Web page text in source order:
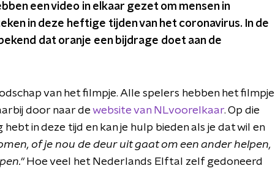
een video in elkaar gezet om mensen in
in deze heftige tijden van het coronavirus. In de
dat oranje een bijdrage doet aan de
van het filmpje. Alle spelers hebben het filmpje
door naar dewebsitevan NLvoorelkaar. Op die
in deze tijd en kan je hulp bieden als je dat wil en
of je nou de deur uit gaat om een ander helpen,
Hoe veel het Nederlands Elftal zelf gedoneerd